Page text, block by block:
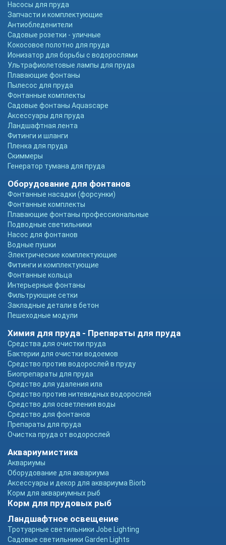
Насосы для пруда
Запчасти и комплектующие
Антиобледенители
Садовые розетки - уличные
Кокосовое полотно для пруда
Ионизатор для борьбы с водорослями
Ультрафиолетовые лампы для пруда
Плавающие фонтаны
Пылесос для пруда
Фонтанные комплекты
Садовые фонтаны Aquascape
Аксессуары для пруда
Ландшафтная лента
Фитинги и шланги
Пленка для пруда
Скиммеры
Генератор тумана для пруда
Оборудование для фонтанов
Фонтанные насадки (форсунки)
Фонтанные комплекты
Плавающие фонтаны профессиональные
Подводные светильники
Насос для фонтанов
Водные пушки
Электрические комплектующие
Фитинги и комплектующие
Фонтанные кольца
Интерьерные фонтаны
Фильтрующие сетки
Закладные детали в бетон
Пешеходные модули
Химия для пруда - Препараты для пруда
Средства для очистки пруда
Бактерии для очистки водоемов
Средство против водорослей в пруду
Биопрепараты для пруда
Средство для удаления ила
Средство против нитевидных водорослей
Средство для осветления воды
Средство для фонтанов
Препараты для пруда
Очистка пруда от водорослей
Аквариумистика
Аквариумы
Оборудование для аквариума
Аксессуары и декор для аквариума Biorb
Корм для аквариумных рыб
Корм для прудовых рыб
Ландшафтное освещение
Тротуарные светильники Jobe Lighting
Садовые светильники Garden Lights